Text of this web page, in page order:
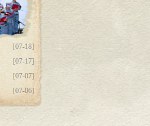
[07-18]
[07-17]
[07-07]
[07-06]